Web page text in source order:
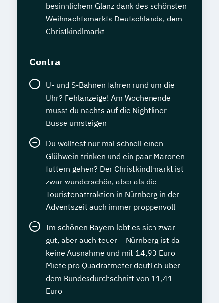
besinnlichem Glanz dank des schönsten
Weihnachtsmarkts Deutschlands, dem
Christkindlmarkt
Contra
U- und S-Bahnen fahren rund um die
Uhr? Fehlanzeige! Am Wochenende
musst du nachts auf die Nightliner-
Busse umsteigen
Du wolltest nur mal schnell einen
Glühwein trinken und ein paar Maronen
futtern gehen? Der Christkindlmarkt ist
zwar wunderschön, aber als die
Touristenattraktion in Nürnberg in der
Adventszeit auch immer proppenvoll
Im schönen Bayern lebt es sich zwar
gut, aber auch teuer – Nürnberg ist da
keine Ausnahme und mit 14,90 Euro
Miete pro Quadratmeter deutlich über
dem Bundesdurchschnitt von 11,41
Euro